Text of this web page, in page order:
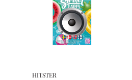
HITSTER